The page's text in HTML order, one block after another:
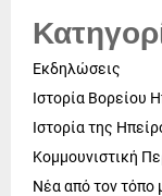
Εκδηλώσεις
Ιστορία Βορείου
Ιστορία της
Κομμουνιστική
Νέα από τον τόπο